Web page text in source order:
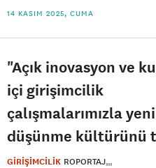
14 KASIM 2025, CUMA
"Açık inovasyon ve
içi girişimcilik
çalışmalarımızla
düşünme kültürünü
GİRİŞİMCİLİK ROPORTAJ